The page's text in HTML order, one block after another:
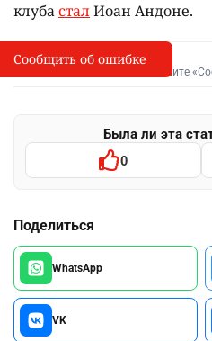
клубасталИоан Андоне.
I
Сообщить об опечатке
Выделите фрагмент и нажмите
Была ли эта
0
Поделиться
WhatsApp
VK
Сообщить об ошибке